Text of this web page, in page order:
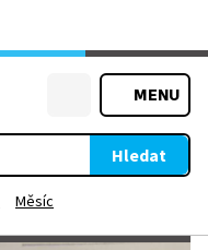
MENU
Hledat
Měsíc